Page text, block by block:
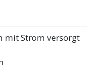
mit Strom versorgt